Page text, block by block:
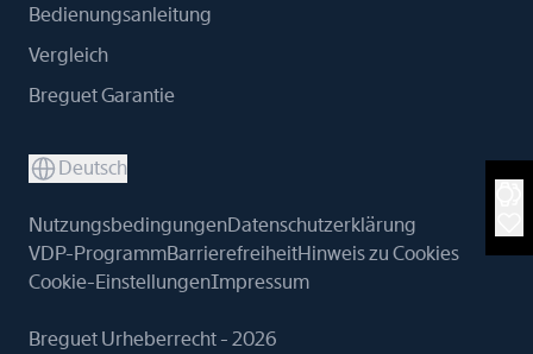
Bedienungsanleitung
Vergleich
Breguet Garantie
Deutsch
NutzungsbedingungenDatenschutzerklärung
VDP-ProgrammBarrierefreiheitHinweis zu Cookies
Cookie-EinstellungenImpressum
Breguet Urheberrecht - 2026